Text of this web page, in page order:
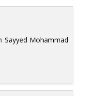
Sayyed Mohammad